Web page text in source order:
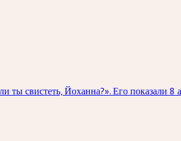
свистеть, Йоханна?». Его показали 8